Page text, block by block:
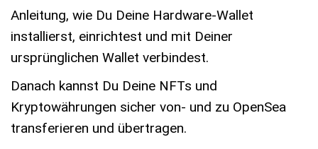
Anleitung, wie Du Deine Hardware-Wallet
installierst, einrichtest und mit Deiner
ursprünglichen Wallet verbindest.
Danach kannst Du Deine NFTs und
Kryptowährungen sicher von- und zu OpenSea
transferieren und übertragen.